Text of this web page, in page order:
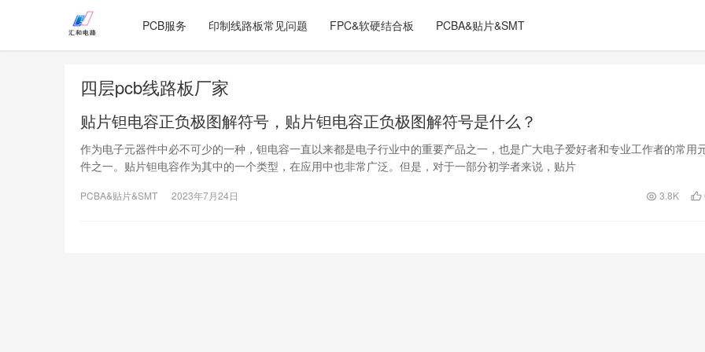
PCB服务 印制线路板常见问题 FPC&软硬结合板 PCBA&贴片&SMT
四层pcb线路板厂家
贴片钽电容正负极图解符号，贴片钽电容正负极图解符号是什么？
作为电子元器件中必不可少的一种，钽电容一直以来都是电子行业中的重要产品之一，也是广大电子爱好者和专业工作者的常用
件之一。贴片钽电容作为其中的一个类型，在应用中也非常广泛。但是，对于一部分初学者来说，贴片
PCBA&贴片&SMT 2023年7月24日 3.8K